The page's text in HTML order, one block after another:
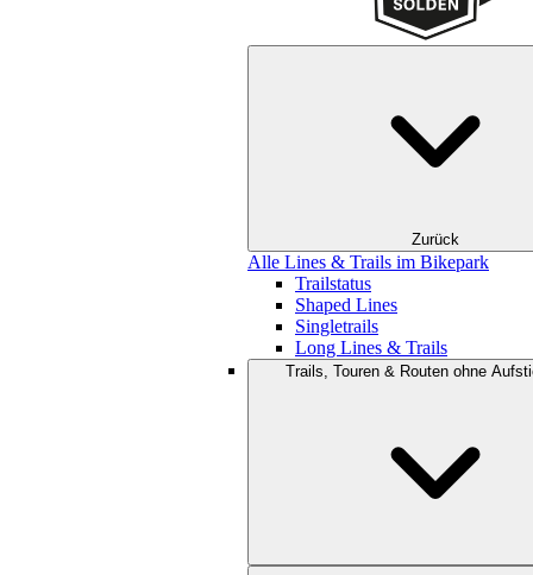
Zurück
Alle Lines & Trails im Bikepark
Trailstatus
Shaped Lines
Singletrails
Long Lines & Trails
Trails, Touren & Routen ohne